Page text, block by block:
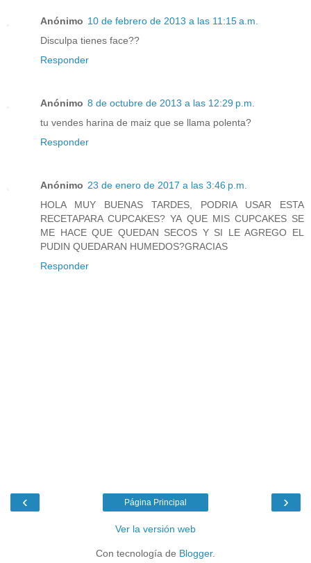
Anónimo 10 de febrero de 2013 a las 11:15 a.m.
Disculpa tienes face??
Responder
Anónimo 8 de octubre de 2013 a las 12:29 p.m.
tu vendes harina de maiz que se llama polenta?
Responder
Anónimo 23 de enero de 2017 a las 3:46 p.m.
HOLA MUY BUENAS TARDES, PODRIA USAR ESTA
RECETAPARA CUPCAKES? YA QUE MIS CUPCAKES SE
ME HACE QUE QUEDAN SECOS Y SI LE AGREGO EL
PUDIN QUEDARAN HUMEDOS?GRACIAS
Responder
‹ ›
Página Principal
Ver la versión web
Con tecnología de Blogger.